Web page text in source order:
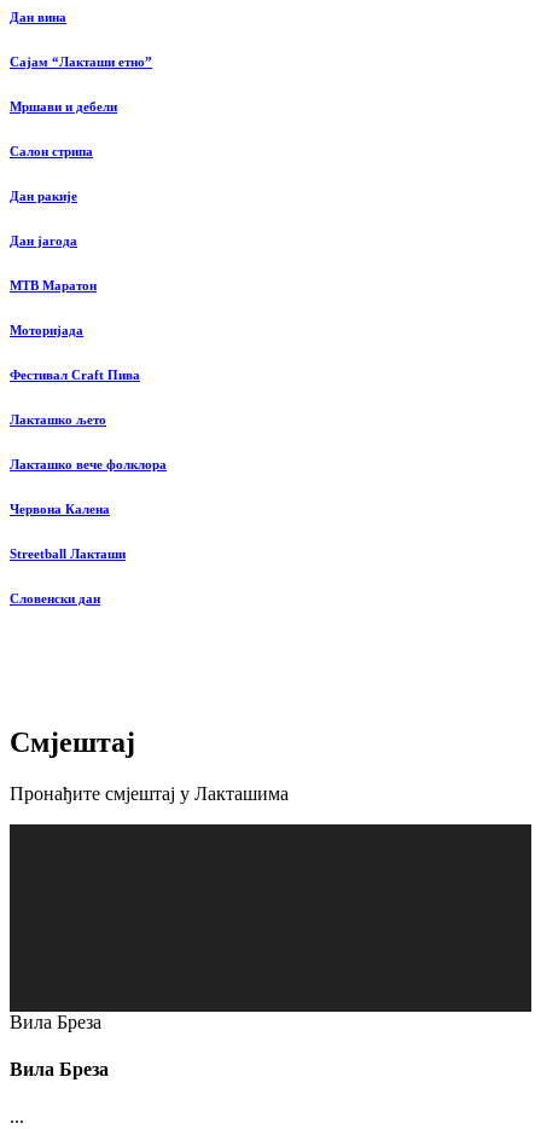
Дан вина
Сајам “Лакташи етно”
Мршави и дебели
Салон стрипа
Дан ракије
Дан јагода
MTB Маратон
Моторијада
Фестивал Craft Пива
Лакташко љето
Лакташко вече фолклора
Червона Калена
Streetball Лакташи
Словенски дан
Смјештај
Пронађите смјештај у Лакташима
Вила Бреза
Вила Бреза
...